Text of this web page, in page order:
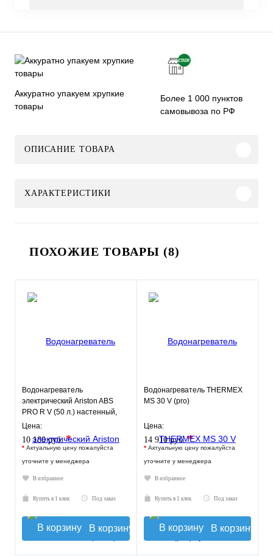
Аккуратно упакуем хрупкие
товары
Более 1 000 пунктов
самовывоза по РФ
ОПИСАНИЕ ТОВАРА
ХАРАКТЕРИСТИКИ
ПОХОЖИЕ ТОВАРЫ (8)
Водонагреватель
электрический Ariston ABS
PRO R V (50 л.) настенный,
ТЭН 1,5 кВт.
Цена:
10 180 руб.*
* Актуальную цену пожалуйста
уточните у менеджера
В избранное
Купить в 1 клик Под заказ
В корзину
Водонагреватель THERMEX
MS 30 V (pro)
Цена:
14 910 руб.*
* Актуальную цену пожалуйста
уточните у менеджера
В избранное
Купить в 1 клик Под заказ
В корзину